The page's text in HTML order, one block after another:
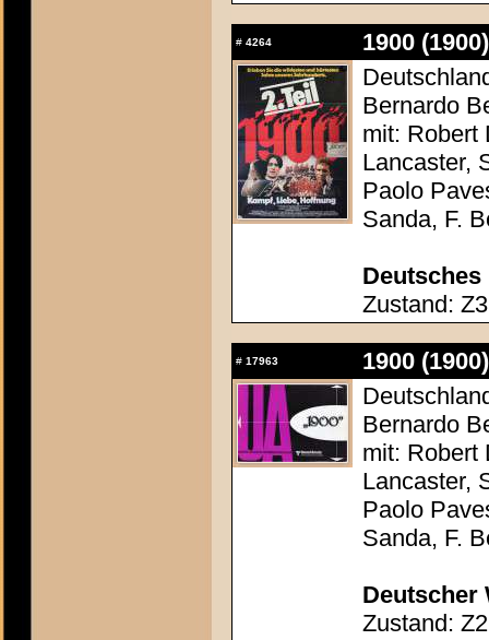
# 4264
1900 (1900)
Bernardo
mit: Robert
Lancaster,
Paolo
Sanda, F.
Deutsches
Zustand:
# 17963
1900 (1900)
Bernardo
mit: Robert
Lancaster,
Paolo
Sanda, F.
Deutscher
Zustand: Z2